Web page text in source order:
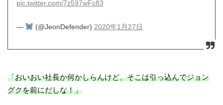
pic.twitter.com/7z597wFc83
— (@JeonDefender)2020年1月27日
「おいおい社長か何かしらんけど、そこは引っ込んでジョン
グクを前にだしな！」